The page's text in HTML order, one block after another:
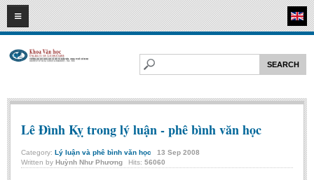
08 2026
HOME
Faculty of Literature
Department of Literary Theory and Criticism
Lê Đình Kỵ trong lý luận - phê bình văn học
Category: Lý luận và phê bình văn học 13 Sep 2008
Written by Huỳnh Như Phương Hits: 56060